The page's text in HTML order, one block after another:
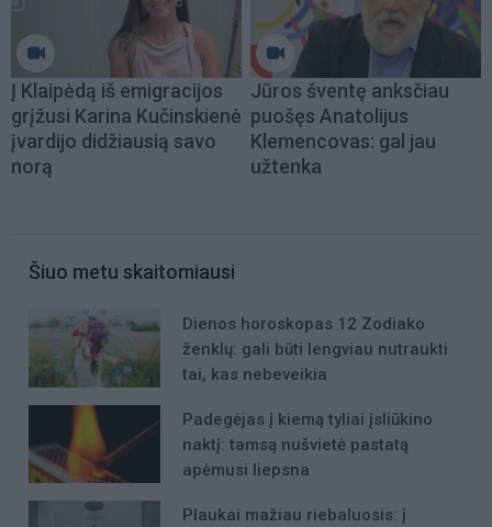
Į Klaipėdą iš emigracijos
grįžusi Karina Kučinskienė
įvardijo didžiausią savo
norą
Jūros šventę anksčiau
puošęs Anatolijus
Klemencovas: gal jau
užtenka
Šiuo metu skaitomiausi
Dienos horoskopas 12 Zodiako
ženklų: gali būti lengviau nutraukti
tai, kas nebeveikia
Padegėjas į kiemą tyliai įsliūkino
naktį: tamsą nušvietė pastatą
apėmusi liepsna
Plaukai mažiau riebaluosis: į